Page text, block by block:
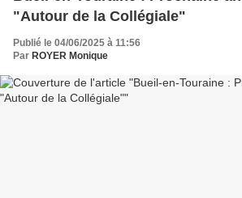
"Autour de la Collégiale"
Publié le 04/06/2025 à 11:56
Par ROYER Monique